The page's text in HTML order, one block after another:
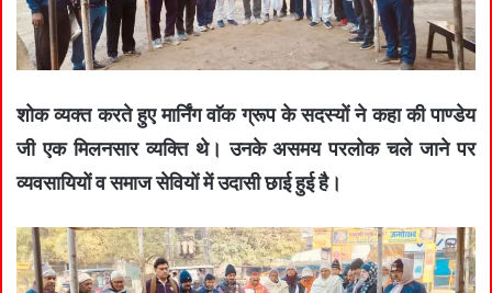
शोक व्यक्त करते हुए मार्निंग वाॅक ग्रूप के सदस्यों ने कहा की पाण्डेय
जी एक मिलनसार व्यक्ति थे। उनके असमय परलोक चले जाने पर
व्यवसायियों व समाज सेवियों में उदासी छाई हुई है।